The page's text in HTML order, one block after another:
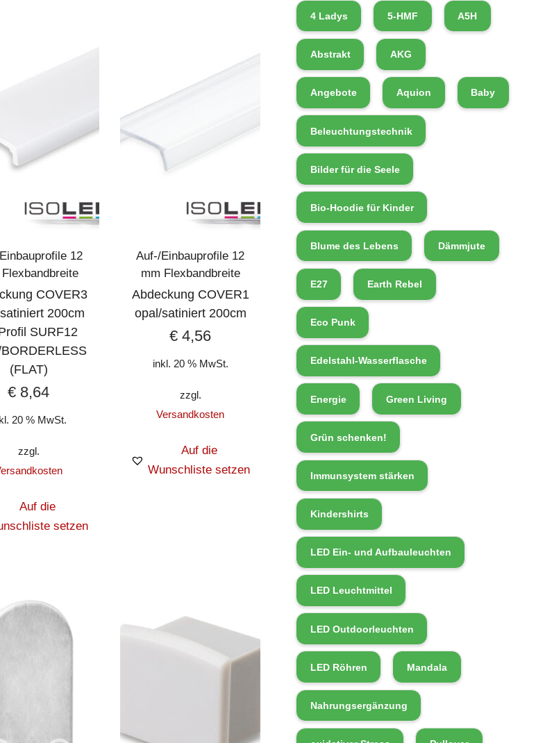
12
COVER3
200cm
SURF12
(FLAT)
€ 8,64
20 % MwSt.
zzgl.
Auf die
setzen
Auf-/Einbauprofile 12
mm Flexbandbreite
Abdeckung COVER1
opal/satiniert 200cm
€ 4,56
inkl. 20 % MwSt.
zzgl.
Versandkosten
Auf die
Wunschliste setzen
4 Ladys 5-HMF A5H
Abstrakt AKG
Angebote Aquion Baby
Beleuchtungstechnik
Bilder für die Seele
Bio-Hoodie für Kinder
Blume des Lebens Dämmjute
E27 Earth Rebel
Eco Punk
Edelstahl-Wasserflasche
Energie Green Living
Grün schenken!
Immunsystem stärken
Kindershirts
LED Ein- und Aufbauleuchten
LED Leuchtmittel
LED Outdoorleuchten
LED Röhren Mandala
Nahrungsergänzung